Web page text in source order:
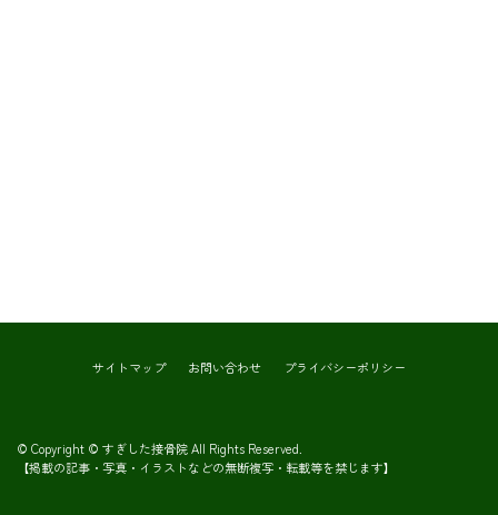
サイトマップ お問い合わせ プライバシーポリシー
© Copyright © すぎした接骨院 All Rights Reserved.
【掲載の記事・写真・イラストなどの無断複写・転載等を禁じます】